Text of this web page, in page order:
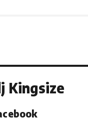
Kingsize